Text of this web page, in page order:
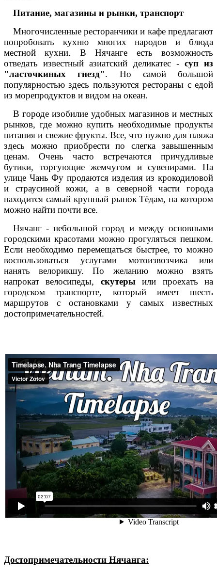
Питание, магазины и рынки, транспорт
Многочисленные ресторанчики и кафе предлагают
попробовать кухню многих народов и блюда
местной кухни. В Нячанге есть возможность
отведать известный азиатский деликатес - суп из
"ласточкиных гнезд". Но самой большой
популярностью здесь пользуются рестораны с едой
из морепродуктов и видом на океан.
В городе изобилие удобных магазинов и местных
рынков, где можно купить необходимые продукты
питания и свежие фрукты. Все, что нужно для пляжа
здесь можно приобрести по слегка завышенным
ценам. Очень часто встречаются причудливые
бутики, торгующие жемчугом и сувенирами. На
улице Чань Фу продаются изделия из крокодиловой
и страусиной кожи, а в северной части города
находится самый крупный рынок Тёдам, на котором
можно найти почти все.
Нячанг - небольшой город и между основными
городскими красотами можно прогуляться пешком.
Если необходимо перемещаться быстрее, то можно
воспользоваться услугами мотоизвозчика или
нанять велорикшу. По желанию можно взять
напрокат велосипеды, скутерыили проехать на
городском транспорте, который имеет шесть
маршрутов с остановками у самых известных
достопримечательностей.
Достопримечательности Нячанга: